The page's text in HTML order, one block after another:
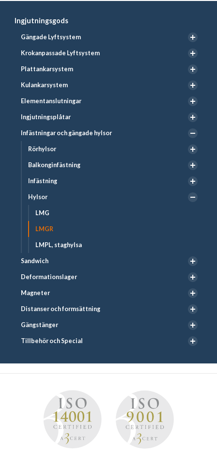
Ingjutningsgods
Gängade Lyftsystem
Krokanpassade Lyftsystem
Plattankarsystem
Kulankarsystem
Elementanslutningar
Ingjutningsplåtar
Infästningar och gängade hylsor
Rörhylsor
Balkonginfästning
Infästning
Hylsor
LMG
LMGR
LMPL, staghylsa
Sandwich
Deformationslager
Magneter
Distanser och formsättning
Gängstänger
Tillbehör och Special